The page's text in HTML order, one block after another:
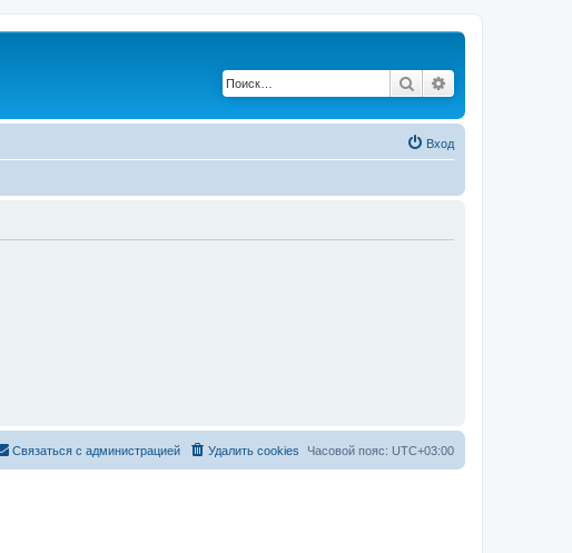
Поиск
Вход
Часовой пояс: UTC+03:00
Удалить cookies
Связаться с администрацией